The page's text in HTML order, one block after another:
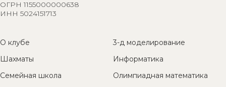
ОГРН 1155000000638
ИНН 5024151713
О клубе
Шахматы
Семейная школа
3-д моделирование
Информатика
Олимпиадная математика